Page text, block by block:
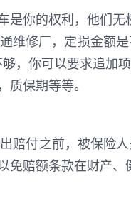
你的权利，他们
维修厂，定损金额
，你可以要求追加
保期等等。
赔付之前，被保
赔额条款在财产、